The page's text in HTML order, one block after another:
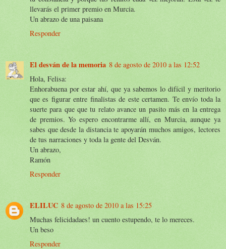
llevarás el primer premio en Murcia.
Un abrazo de una paisana
Responder
El desván de la memoria 8 de agosto de 2010 a las 12:52
Hola, Felisa:
Enhorabuena por estar ahí, que ya sabemos lo difícil y meritorio
que es figurar entre finalistas de este certamen. Te envío toda la
suerte para que que tu relato avance un pasito más en la entrega
de premios. Yo espero encontrarme allí, en Murcia, aunque ya
sabes que desde la distancia te apoyarán muchos amigos, lectores
de tus narraciones y toda la gente del Desván.
Un abrazo,
Ramón
Responder
ELILUC 8 de agosto de 2010 a las 15:25
Muchas felicidadaes! un cuento estupendo, te lo mereces.
Un beso
Responder